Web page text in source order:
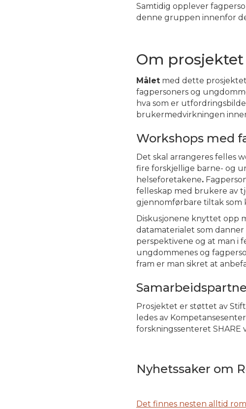
Samtidig opplever
denne gruppen innenfor
Om prosjektet
Måletmed dette prosjektet
fagpersoners og
hva som er
brukermedvirkningen
Workshops med
Det skal arrangeres felles
fire forskjellige barne- og
helseforetakene.
felleskap med brukere av
gjennomførbare tiltak
Diskusjonene knyttet opp
datamaterialet som
perspektivene og at man i
ungdommenes og
fram er man sikret at
Prosjektet er støttet av
ledes av
forskningssenteret SHARE
Nyhetssaker om
Det finnes nesten alltid